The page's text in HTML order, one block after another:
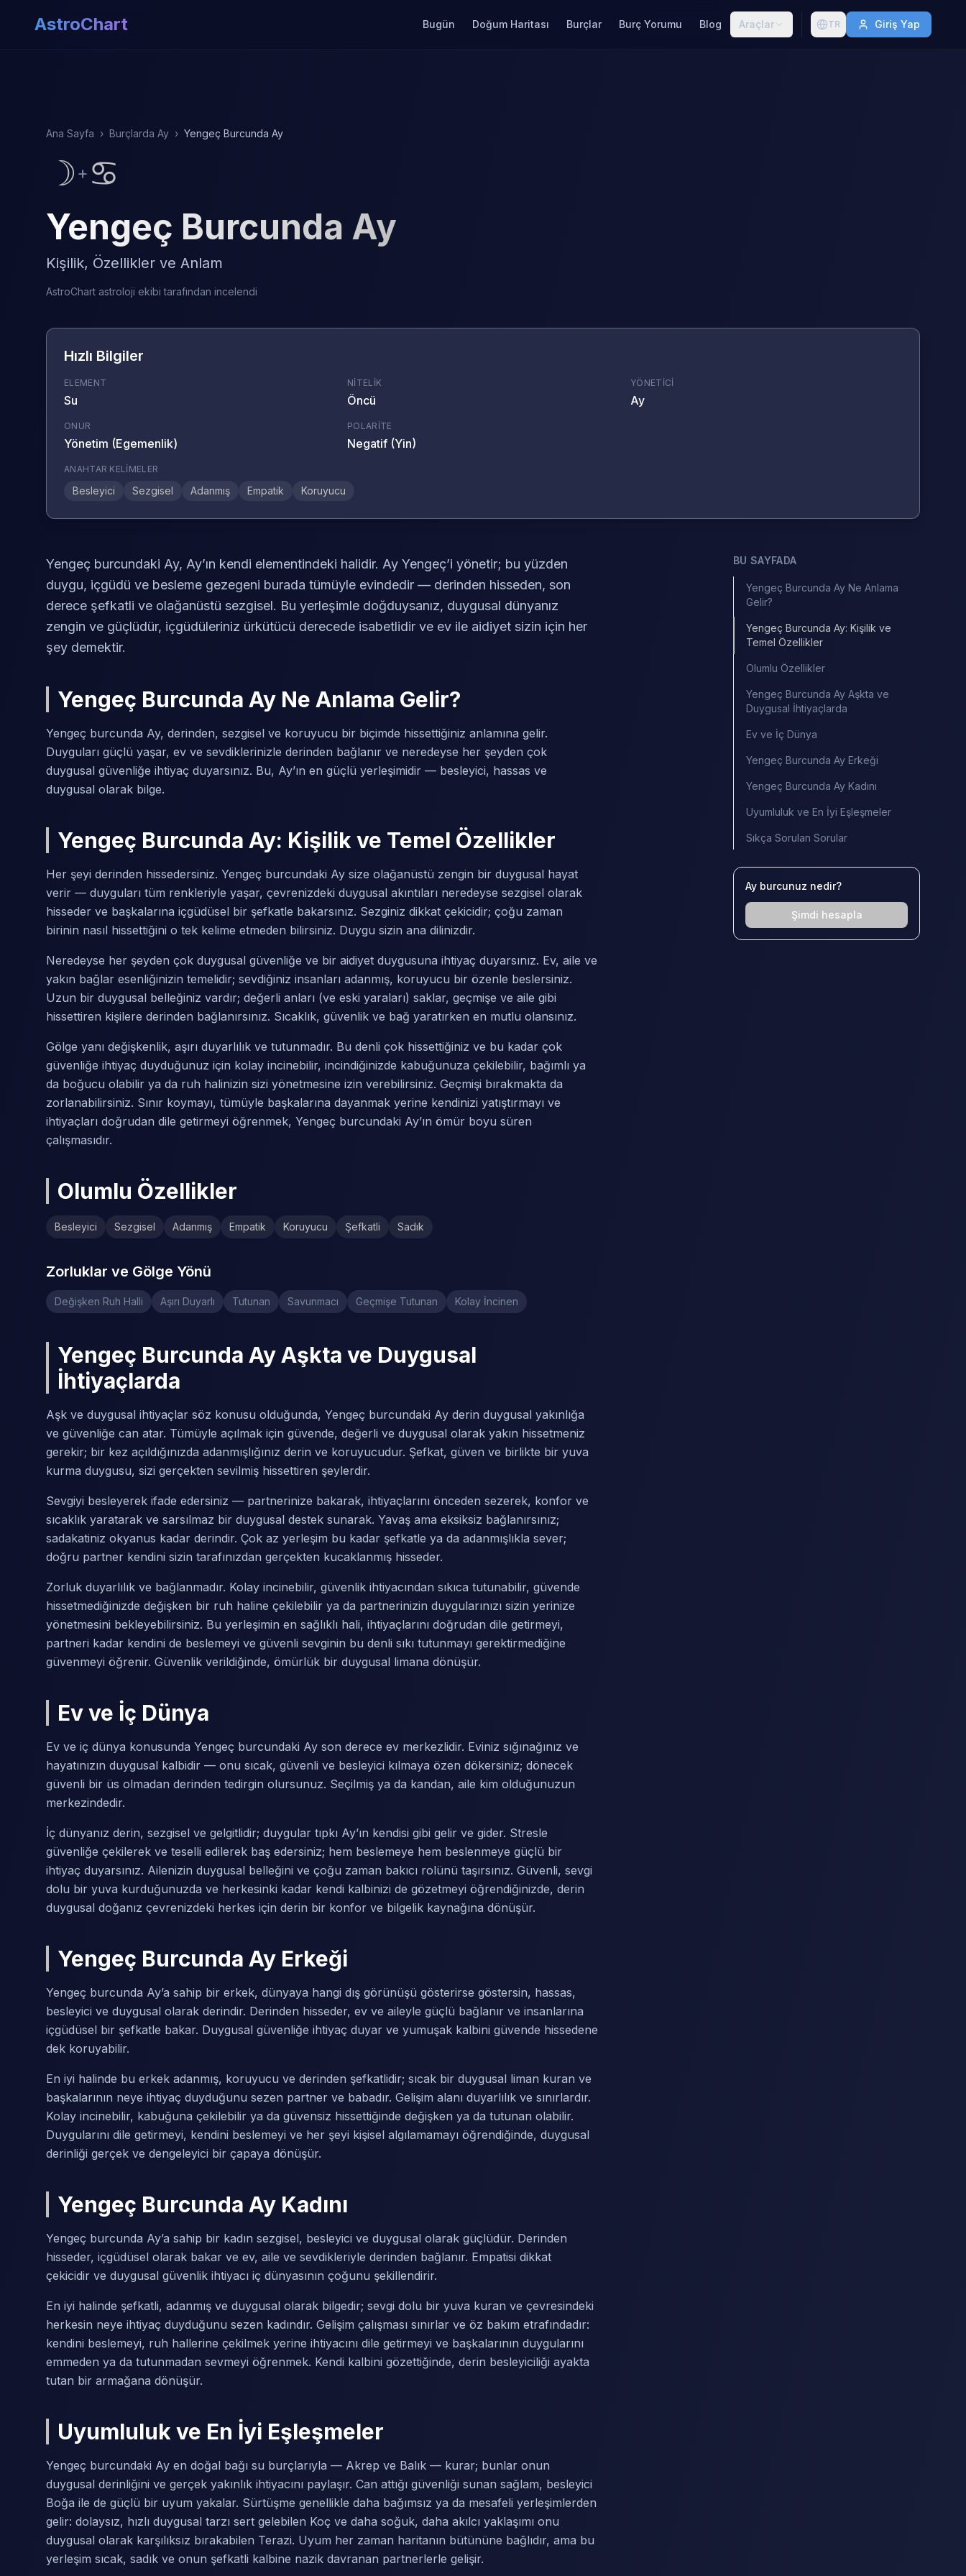
AstroChart Bugün Doğum Haritası Burçlar Burç Yorumu Blog Araçlar TR Giriş Yap
Ana Sayfa › Burçlarda Ay › Yengeç Burcunda Ay
☽ + ♋
Yengeç Burcunda Ay
Kişilik, Özellikler ve Anlam
AstroChart astroloji ekibi tarafından incelendi
Hızlı Bilgiler
ELEMENT
Su
NITELIK
Öncü
YÖNETICI
Ay
ONUR
Yönetim (Egemenlik)
POLARITE
Negatif (Yin)
ANAHTAR KELIMELER
Besleyici Sezgisel Adanmış Empatik Koruyucu
Yengeç burcundaki Ay, Ay’ın kendi elementindeki halidir. Ay Yengeç’i yönetir; bu yüzden
duygu, içgüdü ve besleme gezegeni burada tümüyle evindedir — derinden hisseden, son
derece şefkatli ve olağanüstü sezgisel. Bu yerleşimle doğduysanız, duygusal dünyanız
zengin ve güçlüdür, içgüdüleriniz ürkütücü derecede isabetlidir ve ev ile aidiyet sizin için her
şey demektir.
Yengeç Burcunda Ay Ne Anlama Gelir?
Yengeç burcunda Ay, derinden, sezgisel ve koruyucu bir biçimde hissettiğiniz anlamına gelir.
Duyguları güçlü yaşar, ev ve sevdiklerinizle derinden bağlanır ve neredeyse her şeyden çok
duygusal güvenliğe ihtiyaç duyarsınız. Bu, Ay’ın en güçlü yerleşimidir — besleyici, hassas ve
duygusal olarak bilge.
Yengeç Burcunda Ay: Kişilik ve Temel Özellikler
Her şeyi derinden hissedersiniz. Yengeç burcundaki Ay size olağanüstü zengin bir duygusal hayat
verir — duyguları tüm renkleriyle yaşar, çevrenizdeki duygusal akıntıları neredeyse sezgisel olarak
hisseder ve başkalarına içgüdüsel bir şefkatle bakarsınız. Sezginiz dikkat çekicidir; çoğu zaman
birinin nasıl hissettiğini o tek kelime etmeden bilirsiniz. Duygu sizin ana dilinizdir.
Neredeyse her şeyden çok duygusal güvenliğe ve bir aidiyet duygusuna ihtiyaç duyarsınız. Ev, aile ve
yakın bağlar esenliğinizin temelidir; sevdiğiniz insanları adanmış, koruyucu bir özenle beslersiniz.
Uzun bir duygusal belleğiniz vardır; değerli anları (ve eski yaraları) saklar, geçmişe ve aile gibi
hissettiren kişilere derinden bağlanırsınız. Sıcaklık, güvenlik ve bağ yaratırken en mutlu olansınız.
Gölge yanı değişkenlik, aşırı duyarlılık ve tutunmadır. Bu denli çok hissettiğiniz ve bu kadar çok
güvenliğe ihtiyaç duyduğunuz için kolay incinebilir, incindiğinizde kabuğunuza çekilebilir, bağımlı ya
da boğucu olabilir ya da ruh halinizin sizi yönetmesine izin verebilirsiniz. Geçmişi bırakmakta da
zorlanabilirsiniz. Sınır koymayı, tümüyle başkalarına dayanmak yerine kendinizi yatıştırmayı ve
ihtiyaçları doğrudan dile getirmeyi öğrenmek, Yengeç burcundaki Ay’ın ömür boyu süren
çalışmasıdır.
Olumlu Özellikler
Besleyici Sezgisel Adanmış Empatik Koruyucu Şefkatli Sadık
Zorluklar ve Gölge Yönü
Değişken Ruh Halli Aşırı Duyarlı Tutunan Savunmacı Geçmişe Tutunan Kolay İncinen
Yengeç Burcunda Ay Aşkta ve Duygusal
İhtiyaçlarda
Aşk ve duygusal ihtiyaçlar söz konusu olduğunda, Yengeç burcundaki Ay derin duygusal yakınlığa
ve güvenliğe can atar. Tümüyle açılmak için güvende, değerli ve duygusal olarak yakın hissetmeniz
gerekir; bir kez açıldığınızda adanmışlığınız derin ve koruyucudur. Şefkat, güven ve birlikte bir yuva
kurma duygusu, sizi gerçekten sevilmiş hissettiren şeylerdir.
Sevgiyi besleyerek ifade edersiniz — partnerinize bakarak, ihtiyaçlarını önceden sezerek, konfor ve
sıcaklık yaratarak ve sarsılmaz bir duygusal destek sunarak. Yavaş ama eksiksiz bağlanırsınız;
sadakatiniz okyanus kadar derindir. Çok az yerleşim bu kadar şefkatle ya da adanmışlıkla sever;
doğru partner kendini sizin tarafınızdan gerçekten kucaklanmış hisseder.
Zorluk duyarlılık ve bağlanmadır. Kolay incinebilir, güvenlik ihtiyacından sıkıca tutunabilir, güvende
hissetmediğinizde değişken bir ruh haline çekilebilir ya da partnerinizin duygularınızı sizin yerinize
yönetmesini bekleyebilirsiniz. Bu yerleşimin en sağlıklı hali, ihtiyaçlarını doğrudan dile getirmeyi,
partneri kadar kendini de beslemeyi ve güvenli sevginin bu denli sıkı tutunmayı gerektirmediğine
güvenmeyi öğrenir. Güvenlik verildiğinde, ömürlük bir duygusal limana dönüşür.
Ev ve İç Dünya
Ev ve iç dünya konusunda Yengeç burcundaki Ay son derece ev merkezlidir. Eviniz sığınağınız ve
hayatınızın duygusal kalbidir — onu sıcak, güvenli ve besleyici kılmaya özen dökersiniz; dönecek
güvenli bir üs olmadan derinden tedirgin olursunuz. Seçilmiş ya da kandan, aile kim olduğunuzun
merkezindedir.
İç dünyanız derin, sezgisel ve gelgitlidir; duygular tıpkı Ay’ın kendisi gibi gelir ve gider. Stresle
güvenliğe çekilerek ve teselli edilerek baş edersiniz; hem beslemeye hem beslenmeye güçlü bir
ihtiyaç duyarsınız. Ailenizin duygusal belleğini ve çoğu zaman bakıcı rolünü taşırsınız. Güvenli, sevgi
dolu bir yuva kurduğunuzda ve herkesinki kadar kendi kalbinizi de gözetmeyi öğrendiğinizde, derin
duygusal doğanız çevrenizdeki herkes için derin bir konfor ve bilgelik kaynağına dönüşür.
Yengeç Burcunda Ay Erkeği
Yengeç burcunda Ay’a sahip bir erkek, dünyaya hangi dış görünüşü gösterirse göstersin, hassas,
besleyici ve duygusal olarak derindir. Derinden hisseder, ev ve aileyle güçlü bağlanır ve insanlarına
içgüdüsel bir şefkatle bakar. Duygusal güvenliğe ihtiyaç duyar ve yumuşak kalbini güvende hissedene
dek koruyabilir.
En iyi halinde bu erkek adanmış, koruyucu ve derinden şefkatlidir; sıcak bir duygusal liman kuran ve
başkalarının neye ihtiyaç duyduğunu sezen partner ve babadır. Gelişim alanı duyarlılık ve sınırlardır.
Kolay incinebilir, kabuğuna çekilebilir ya da güvensiz hissettiğinde değişken ya da tutunan olabilir.
Duygularını dile getirmeyi, kendini beslemeyi ve her şeyi kişisel algılamamayı öğrendiğinde, duygusal
derinliği gerçek ve dengeleyici bir çapaya dönüşür.
Yengeç Burcunda Ay Kadını
Yengeç burcunda Ay’a sahip bir kadın sezgisel, besleyici ve duygusal olarak güçlüdür. Derinden
hisseder, içgüdüsel olarak bakar ve ev, aile ve sevdikleriyle derinden bağlanır. Empatisi dikkat
çekicidir ve duygusal güvenlik ihtiyacı iç dünyasının çoğunu şekillendirir.
En iyi halinde şefkatli, adanmış ve duygusal olarak bilgedir; sevgi dolu bir yuva kuran ve çevresindeki
herkesin neye ihtiyaç duyduğunu sezen kadındır. Gelişim çalışması sınırlar ve öz bakım etrafındadır:
kendini beslemeyi, ruh hallerine çekilmek yerine ihtiyacını dile getirmeyi ve başkalarının duygularını
emmeden ya da tutunmadan sevmeyi öğrenmek. Kendi kalbini gözettiğinde, derin besleyiciliği ayakta
tutan bir armağana dönüşür.
Uyumluluk ve En İyi Eşleşmeler
Yengeç burcundaki Ay en doğal bağı su burçlarıyla — Akrep ve Balık — kurar; bunlar onun
duygusal derinliğini ve gerçek yakınlık ihtiyacını paylaşır. Can attığı güvenliği sunan sağlam, besleyici
Boğa ile de güçlü bir uyum yakalar. Sürtüşme genellikle daha bağımsız ya da mesafeli yerleşimlerden
gelir: dolaysız, hızlı duygusal tarzı sert gelebilen Koç ve daha soğuk, daha akılcı yaklaşımı onu
duygusal olarak karşılıksız bırakabilen Terazi. Uyum her zaman haritanın bütününe bağlıdır, ama bu
yerleşim sıcak, sadık ve onun şefkatli kalbine nazik davranan partnerlerle gelişir.
BU SAYFADA
Yengeç Burcunda Ay Ne Anlama
Gelir?
Yengeç Burcunda Ay: Kişilik ve
Temel Özellikler
Olumlu Özellikler
Yengeç Burcunda Ay Aşkta ve
Duygusal İhtiyaçlarda
Ev ve İç Dünya
Yengeç Burcunda Ay Erkeği
Yengeç Burcunda Ay Kadını
Uyumluluk ve En İyi Eşleşmeler
Sıkça Sorulan Sorular
Ay burcunuz nedir?
Şimdi hesapla